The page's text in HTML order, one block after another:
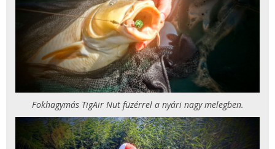
Fokhagymás TigAir Nut füzérrel a nyári nagy melegben.